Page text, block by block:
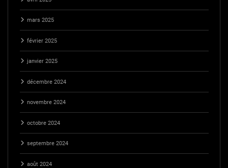
mars 2025
février 2025
janvier 2025
décembre 2024
novembre 2024
octobre 2024
septembre 2024
août 2024